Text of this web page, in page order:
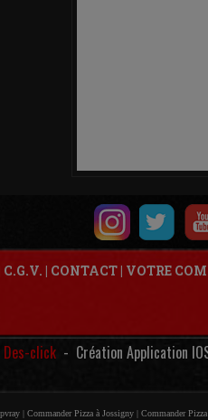
C.G.V. | CONTACT| VOTRE
Des-click - Création Application
| Commander Pizza à Jossigny | Commander